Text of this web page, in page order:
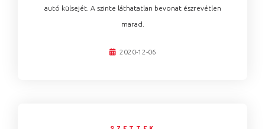
autó külsejét. A szinte láthatatlan bevonat észrevétlen
marad.
2020-12-06